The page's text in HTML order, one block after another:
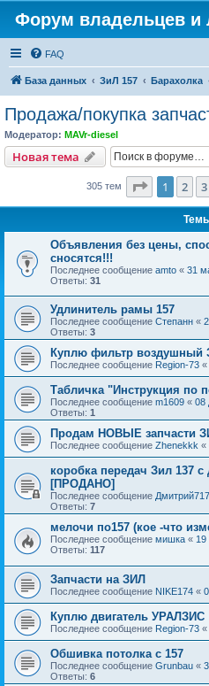
Форум владельцев и
FAQ
База данных ЗиЛ 157 Барахолка
Продажа/покупка
Модератор: MAVr-diesel
Новая тема
305 тем Страница
1 2 3
Объявления без цены,
сносятся!!!
Последнее сообщение amto « 31
Ответы: 31
Удлинитель рамы 157
Последнее сообщение Степанн «
Ответы: 3
Куплю фильтр воздушный
Последнее сообщение Region-73 «
Табличка "Инструкция по
Последнее сообщение m1609 « 08
Ответы: 1
Продам НОВЫЕ запчасти
Последнее сообщение Zhenekkk «
коробка передач Зил 137
[ПРОДАНО]
Последнее сообщение
Ответы: 7
мелочи по157 (кое -что
Последнее сообщение мишка « 19
Ответы: 117
Запчасти на ЗИЛ
Последнее сообщение NIKE174 «
Куплю двигатель УРАЛЗИС
Последнее сообщение Region-73 «
Обшивка потолка с 157
Последнее сообщение Grunbau «
Ответы: 6